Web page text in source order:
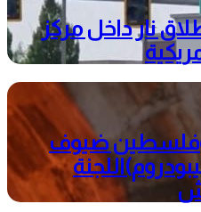
نار داخل مركز
وفلسطين ضيوف